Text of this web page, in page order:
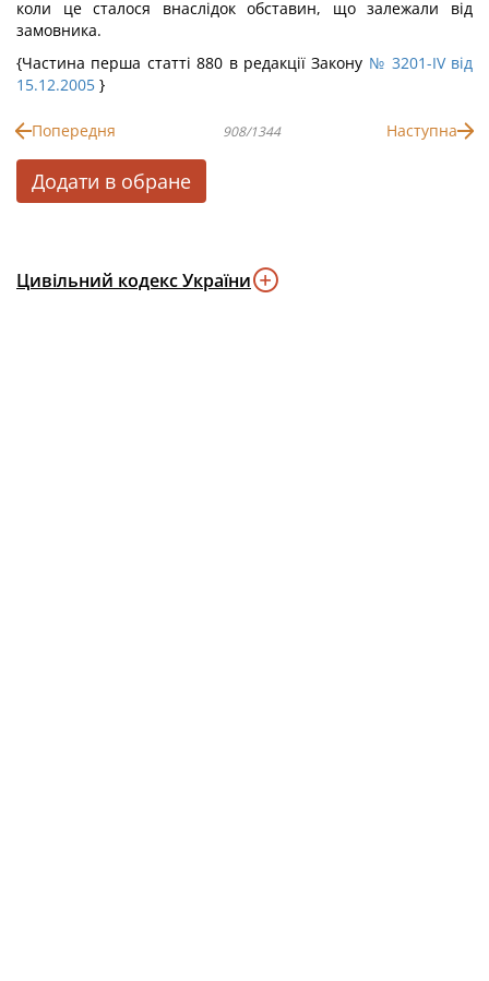
коли це сталося внаслідок обставин, що залежали від
замовника.
{Частина перша статті 880 в редакції Закону № 3201-IV від
15.12.2005 }
Попередня 908/1344 Наступна
Додати в обране
Цивільний кодекс України